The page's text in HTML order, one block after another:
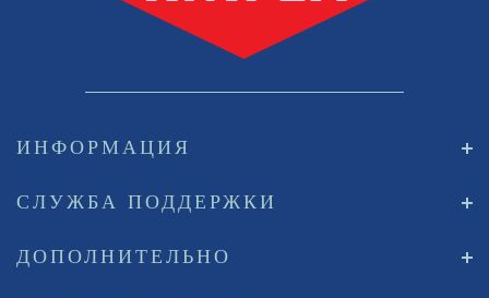
ИНФОРМАЦИЯ
СЛУЖБА ПОДДЕРЖКИ
ДОПОЛНИТЕЛЬНО